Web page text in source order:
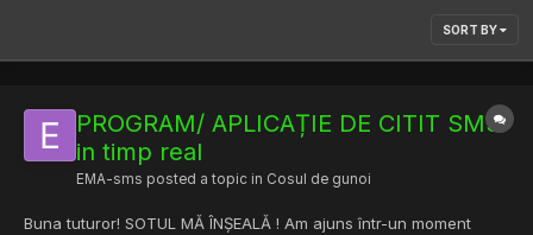
SORT BY
PROGRAM/ APLICAȚIE DE CITIT SMS
in timp real
EMA-sms posted a topic in Cosul de gunoi
Buna tuturor! SOTUL MĂ ÎNȘEALĂ ! Am ajuns într-un moment